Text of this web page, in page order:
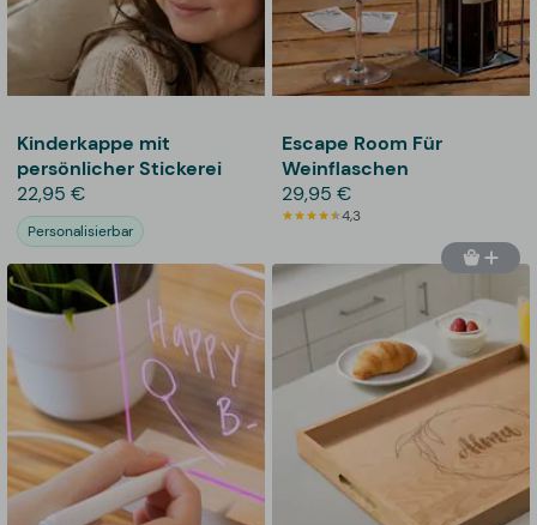
Kinderkappe mit
persönlicher Stickerei
22,95 €
Personalisierbar
Escape Room Für
Weinflaschen
29,95 €
4,3